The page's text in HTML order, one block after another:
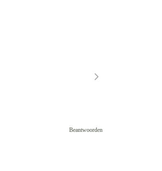
Beantwoorden